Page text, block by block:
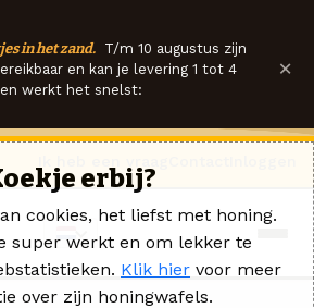
in het zand. T/m 10 augustus zijn
en kan je levering 1 tot 4
werkt het snelst:
×
erbij?
cookies, het liefst met honing.
super werkt en om lekker te
Klik hier voor meer
over zijn honingwafels.